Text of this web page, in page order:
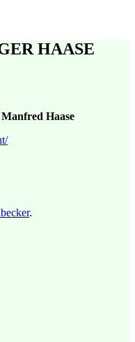
HAASE
Haase
.